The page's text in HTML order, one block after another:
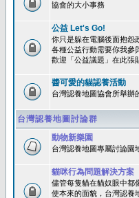
協會的大小事務
公益 Let's Go!
你只是躲在電腦後面抱怨
各種公益行動需要你我參
歡迎「公益議題」在此張
醬可愛的貓認養活動
台灣認養地圖協會所舉辦
台灣認養地圖討論群
動物新樂園
台灣認養地圖專屬討論園
貓咪行為問題解決方案
儘管每隻貓在貓奴眼中都
使本來的面貌，台灣認養